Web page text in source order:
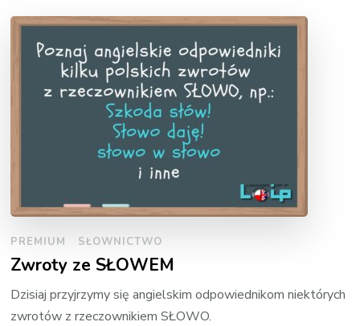
PREMIUM SŁOWNICTWO
Zwroty ze SŁOWEM
Dzisiaj przyjrzymy się angielskim odpowiednikom niektórych
zwrotów z rzeczownikiem SŁOWO.